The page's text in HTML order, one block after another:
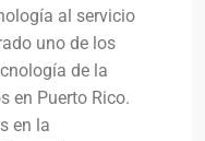
al servicio
uno de los
de la
en Puerto Rico.
en la